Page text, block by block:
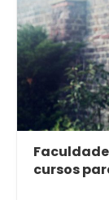
cursos